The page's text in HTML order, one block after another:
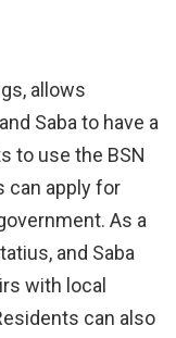
allows
Saba to have a
to use the BSN
can apply for
As a
and Saba
with local
can also